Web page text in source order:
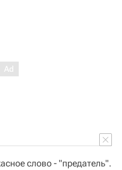
слово - "предатель".